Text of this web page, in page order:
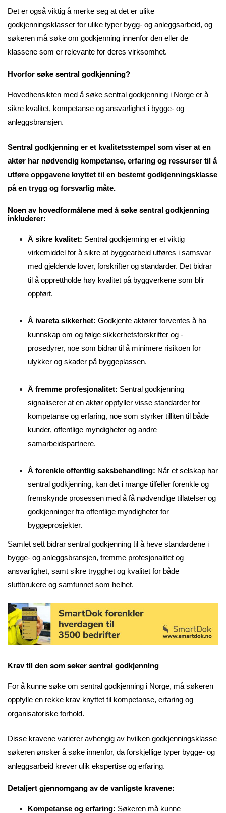
Det er også viktig å merke seg at det er ulike
godkjenningsklasser for ulike typer bygg- og anleggsarbeid, og
søkeren må søke om godkjenning innenfor den eller de
klassene som er relevante for deres virksomhet.
Hvorfor søke sentral godkjenning?
Hovedhensikten med å søke sentral godkjenning i Norge er å
sikre kvalitet, kompetanse og ansvarlighet i bygge- og
anleggsbransjen.
Sentral godkjenning er et kvalitetsstempel som viser at en
aktør har nødvendig kompetanse, erfaring og ressurser til å
utføre oppgavene knyttet til en bestemt godkjenningsklasse
på en trygg og forsvarlig måte.
Noen av hovedformålene med å søke sentral godkjenning
inkluderer:
Å sikre kvalitet: Sentral godkjenning er et viktig
virkemiddel for å sikre at byggearbeid utføres i samsvar
med gjeldende lover, forskrifter og standarder. Det bidrar
til å opprettholde høy kvalitet på byggverkene som blir
oppført.
Å ivareta sikkerhet: Godkjente aktører forventes å ha
kunnskap om og følge sikkerhetsforskrifter og -
prosedyrer, noe som bidrar til å minimere risikoen for
ulykker og skader på byggeplassen.
Å fremme profesjonalitet: Sentral godkjenning
signaliserer at en aktør oppfyller visse standarder for
kompetanse og erfaring, noe som styrker tilliten til både
kunder, offentlige myndigheter og andre
samarbeidspartnere.
Å forenkle offentlig saksbehandling: Når et selskap har
sentral godkjenning, kan det i mange tilfeller forenkle og
fremskynde prosessen med å få nødvendige tillatelser og
godkjenninger fra offentlige myndigheter for
byggeprosjekter.
Samlet sett bidrar sentral godkjenning til å heve standardene i
bygge- og anleggsbransjen, fremme profesjonalitet og
ansvarlighet, samt sikre trygghet og kvalitet for både
sluttbrukere og samfunnet som helhet.
Krav til den som søker sentral godkjenning
For å kunne søke om sentral godkjenning i Norge, må søkeren
oppfylle en rekke krav knyttet til kompetanse, erfaring og
organisatoriske forhold.
Disse kravene varierer avhengig av hvilken godkjenningsklasse
søkeren ønsker å søke innenfor, da forskjellige typer bygge- og
anleggsarbeid krever ulik ekspertise og erfaring.
Detaljert gjennomgang av de vanligste kravene:
Kompetanse og erfaring: Søkeren må kunne